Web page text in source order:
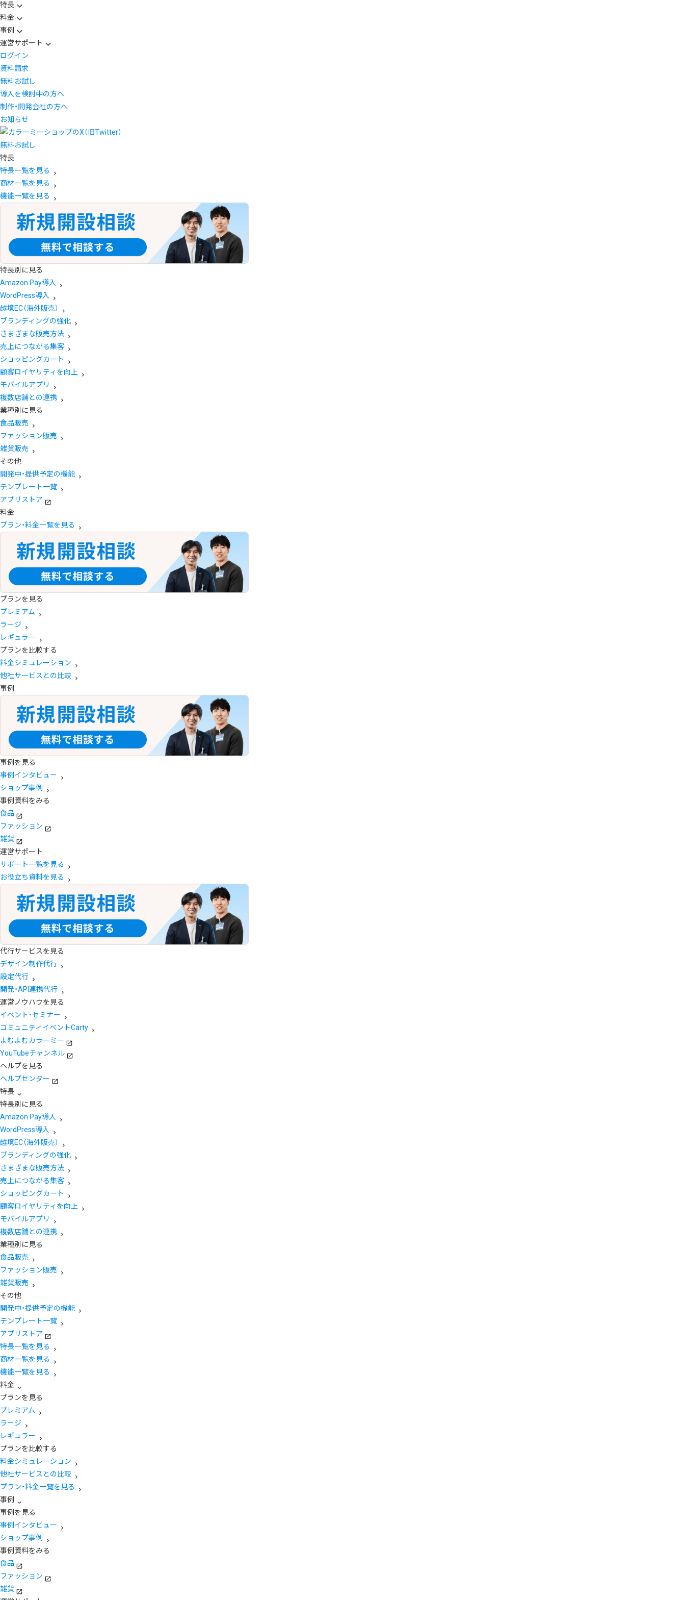
特長
料金
事例
運営サポート
ログイン
資料請求
無料お試し
導入を検討中の方へ
制作・開発会社の方へ
お知らせ
無料お試し
特長
特長一覧を見る
商材一覧を見る
機能一覧を見る
特長別に見る
Amazon Pay導入
WordPress導入
越境EC（海外販売）
ブランディングの強化
さまざまな販売方法
売上につながる集客
ショッピングカート
顧客ロイヤリティを向上
モバイルアプリ
複数店舗との連携
業種別に見る
食品販売
ファッション販売
雑貨販売
その他
開発中・提供予定の機能
テンプレート一覧
アプリストア
料金
プラン・料金一覧を見る
プランを見る
プレミアム
ラージ
レギュラー
プランを比較する
料金シミュレーション
他社サービスとの比較
事例
事例を見る
事例インタビュー
ショップ事例
事例資料をみる
食品
ファッション
雑貨
運営サポート
サポート一覧を見る
お役立ち資料を見る
代行サービスを見る
デザイン制作代行
設定代行
開発・API連携代行
運営ノウハウを見る
イベント・セミナー
コミュニティイベントCarty
よむよむカラーミー
YouTubeチャンネル
ヘルプを見る
ヘルプセンター
特長
特長別に見る
Amazon Pay導入
WordPress導入
越境EC（海外販売）
ブランディングの強化
さまざまな販売方法
売上につながる集客
ショッピングカート
顧客ロイヤリティを向上
モバイルアプリ
複数店舗との連携
業種別に見る
食品販売
ファッション販売
雑貨販売
その他
開発中・提供予定の機能
テンプレート一覧
アプリストア
特長一覧を見る
商材一覧を見る
機能一覧を見る
料金
プランを見る
プレミアム
ラージ
レギュラー
プランを比較する
料金シミュレーション
他社サービスとの比較
プラン・料金一覧を見る
事例
事例を見る
事例インタビュー
ショップ事例
事例資料をみる
食品
ファッション
雑貨